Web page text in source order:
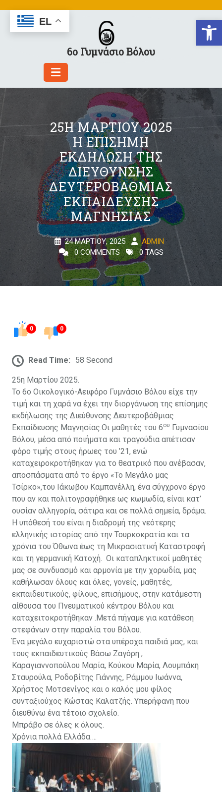
content
6ο Γυμνάσιο Βόλου
25Η ΜΑΡΤΊΟΥ 2025
Η ΕΠΊΣΗΜΗ
ΕΚΔΉΛΩΣΗ ΤΗΣ
ΔΙΕΎΘΥΝΣΗΣ
ΔΕΥΤΕΡΟΒΆΘΜΙΑΣ
ΕΚΠΑΊΔΕΥΣΗΣ
ΜΑΓΝΗΣΊΑΣ
24 ΜΑΡΤΊΟΥ, 2025
ADMIN
0 COMMENTS
0 TAGS
0 0
Read Time: 58 Second
25η Μαρτίου 2025.
Το 6ο Οικολογικό-Αειφόρο Γυμνάσιο Βόλου είχε την
τιμή και τη χαρά να έχει την διοργάνωση της επίσημης
εκδήλωσης της Διεύθυνσης Δευτεροβάθμιας
Εκπαίδευσης Μαγνησίας.Οι μαθητές του 6ου Γυμνασίου
Βόλου, μέσα από ποιήματα και τραγούδια απέτισαν
φόρο τιμής στους ήρωες του ’21, ενώ
καταχειροκροτήθηκαν για το θεατρικό που ανέβασαν,
αποσπάσματα από το έργο «Το Μεγάλο μας
Τσίρκο»,του Ιάκωβου Καμπανέλλη, ένα σύγχρονο έργο
που αν και πολιτογραφήθηκε ως κωμωδία, είναι κατ’
ουσίαν αλληγορíα, σάτιρα και σε πολλά σημεία, δράμα.
Η υπόθεσή του είναι η διαδρομή της νεότερης
ελληνικής ιστορίας από την Τουρκοκρατία και τα
χρόνια του Όθωνα έως τη Μικρασιατική Καταστροφή
και τη γερμανική Κατοχή. Οι καταπληκτικοί μαθητές
μας σε συνδυασμό και αρμονία με την χορωδία, μας
καθήλωσαν όλους και όλες, γονείς, μαθητές,
εκπαιδευτικούς, φίλους, επισήμους, στην κατάμεστη
αίθουσα του Πνευματικού κέντρου Βόλου και
καταχειτοκροτήθηκαν .Μετά πήγαμε για κατάθεση
στεφάνων στην παραλία του Βόλου.
Ένα μεγάλο ευχαριστώ στα υπέροχα παιδιά μας, και
τους εκπαιδευτικούς Βάσω Ζαγόρη ,
Καραγιαννοπούλου Μαρία, Κούκου Μαρία, Λουμπάκη
Σταυρούλα, Ροδοβίτης Γιάννης, Ράμμου Ιωάννα,
Χρήστος Μοτσενίγος και ο καλός μου φίλος
συνταξιούχος Κώστας Καλατζής. Υπερήφανη που
διευθύνω ένα τέτοιο σχολείο.
Μπράβο σε όλες κ όλους.
Χρόνια πολλά Ελλάδα….
EL